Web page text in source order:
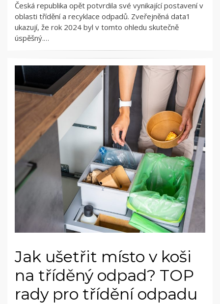
Česká republika opět potvrdila své vynikající postavení v
oblasti třídění a recyklace odpadů. Zveřejněná data1
ukazují, že rok 2024 byl v tomto ohledu skutečně
úspěšný.…
Jak ušetřit místo v koši
na tříděný odpad? TOP
rady pro třídění odpadu